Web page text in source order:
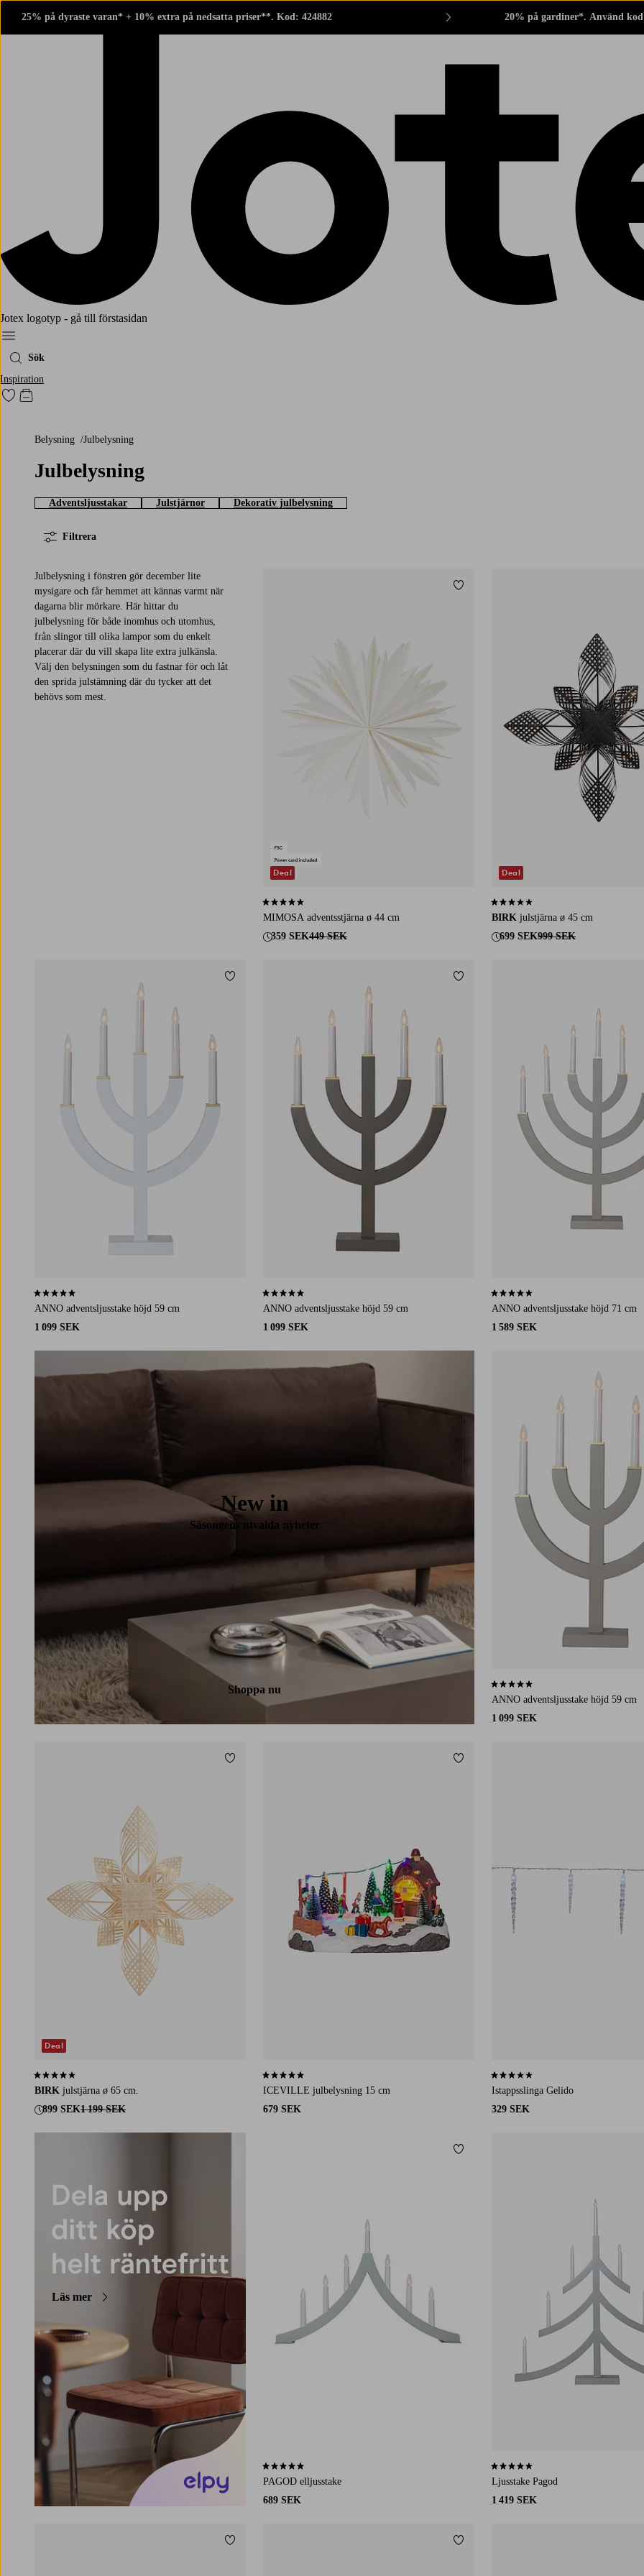
25% på dyraste varan* + 10% extra på nedsatta priser**. Kod: 424882 20% på gardiner*. Använd
Jotex logotyp - gå till förstasidan
Meny
Sök
Inspiration
Gå till favoritmarkerade produkter
Gå till kundvagnen
Belysning Julbelysning
Julbelysning
Adventsljusstakar Julstjärnor Dekorativ julbelysning
Filtrera
Julbelysning i fönstren gör december lite
mysigare och får hemmet att kännas varmt när
dagarna blir mörkare. Här hittar du
julbelysning för både inomhus och utomhus,
från slingor till olika lampor som du enkelt
placerar där du vill skapa lite extra julkänsla.
Välj den belysningen som du fastnar för och låt
den sprida julstämning där du tycker att det
behövs som mest.
MIMOSA adventsstjärna ø 44 cm
359 SEK449 SEK
4,3 baserat på 12 st betyg
Deal
Lägg till i favoriter
BIRK julstjärna ø 45 cm
699 SEK999 SEK
3,0 baserat på 1 st betyg
Deal
ANNO adventsljusstake höjd 59 cm
1 099 SEK
4,8 baserat på 6 st betyg
Lägg till i favoriter
ANNO adventsljusstake höjd 59 cm
1 099 SEK
4,8 baserat på 6 st betyg
Lägg till i favoriter
ANNO adventsljusstake höjd 71 cm
1 589 SEK
4,6 baserat på 16 st betyg
New in
Säsongens utvalda nyheter
Shoppa nu
ANNO adventsljusstake höjd 59 cm
1 099 SEK
4,8 baserat på 6 st betyg
BIRK julstjärna ø 65 cm.
899 SEK1 199 SEK
4,0 baserat på 6 st betyg
Deal
Lägg till i favoriter
ICEVILLE julbelysning 15 cm
679 SEK
5,0 baserat på 1 st betyg
Lägg till i favoriter
Istappsslinga Gelido
329 SEK
2,8 baserat på 4 st betyg
Läs mer
PAGOD elljusstake
689 SEK
4,9 baserat på 7 st betyg
Lägg till i favoriter
Ljusstake Pagod
1 419 SEK
4,3 baserat på 3 st betyg
Lägg till i favoriter Lägg till i favoriter